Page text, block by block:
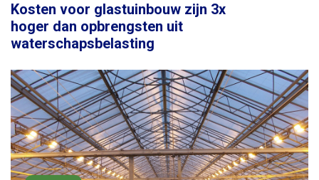
Kosten voor glastuinbouw zijn 3x
hoger dan opbrengsten uit
waterschapsbelasting